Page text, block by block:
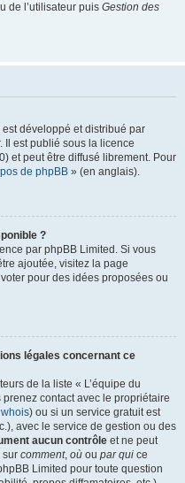
de l’utilisateur puis Gestion des
développé et distribué par
Il est publié sous la licence
et peut être diffusé librement. Pour
de phpBB » (en anglais).
?
par phpBB Limited. Si vous
ajoutée, visitez la page
pour des idées proposées ou
légales concernant ce
de la liste « L’équipe du
contact avec le propriétaire
) ou si un service gratuit est
avec le service de gestion ou des
aucun contrôle et ne peut
sur comment, où ou par qui ce
Limited pour toute question